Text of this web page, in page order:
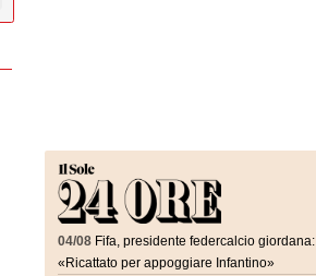
04/08 Fifa, presidente federcalcio giordana:
«Ricattato per appoggiare Infantino»